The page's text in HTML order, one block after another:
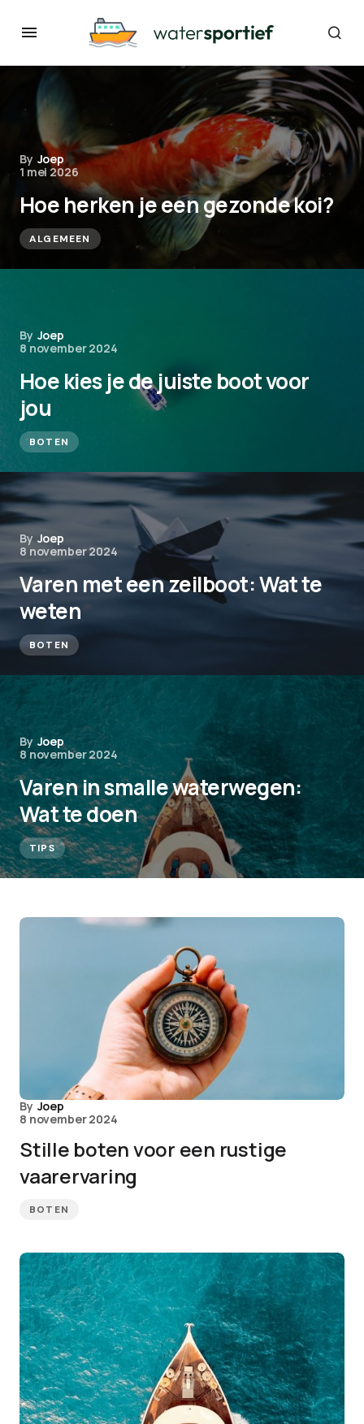
By Joep
1 mei 2026
Hoe herken je een gezonde koi?
ALGEMEEN
By Joep
8 november 2024
Hoe kies je de juiste boot voor
jou
BOTEN
By Joep
8 november 2024
Varen met een zeilboot: Wat te
weten
BOTEN
By Joep
8 november 2024
Varen in smalle waterwegen:
Wat te doen
TIPS
By Joep
8 november 2024
Stille boten voor een rustige
vaarervaring
BOTEN